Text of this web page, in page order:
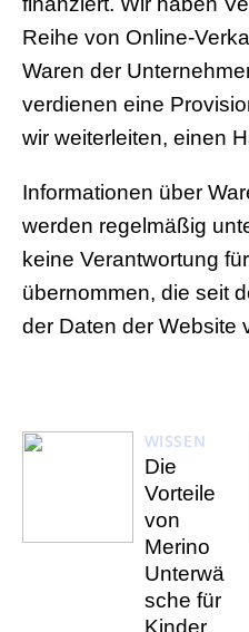
Reihe von Online-
Waren der
verdienen eine
wir weiterleiten, einen
Informationen über
werden regelmäßig
keine Verantwortung
übernommen, die seit
der Daten der Website
WISSEN
Die
Vorteile
von
Merino
Unterwä
sche für
Kinder